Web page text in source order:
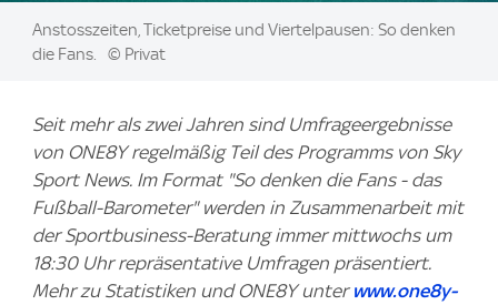
Image:
Anstosszeiten, Ticketpreise und Viertelpausen: So denken
die Fans.
© Privat
Seit mehr als zwei Jahren sind Umfrageergebnisse
von ONE8Y regelmäßig Teil des Programms von Sky
Sport News. Im Format "So denken die Fans - das
Fußball-Barometer" werden in Zusammenarbeit mit
der Sportbusiness-Beratung immer mittwochs um
18:30 Uhr repräsentative Umfragen präsentiert.
Mehr zu Statistiken und ONE8Y unterwww.one8y-